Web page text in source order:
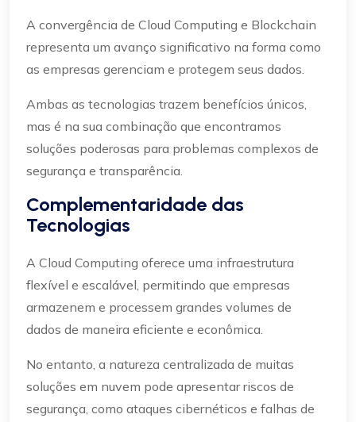
A convergência de Cloud Computing e Blockchain
representa um avanço significativo na forma como
as empresas gerenciam e protegem seus dados.
Ambas as tecnologias trazem benefícios únicos,
mas é na sua combinação que encontramos
soluções poderosas para problemas complexos de
segurança e transparência.
Complementaridade das
Tecnologias
A Cloud Computing oferece uma infraestrutura
flexível e escalável, permitindo que empresas
armazenem e processem grandes volumes de
dados de maneira eficiente e econômica.
No entanto, a natureza centralizada de muitas
soluções em nuvem pode apresentar riscos de
segurança, como ataques cibernéticos e falhas de